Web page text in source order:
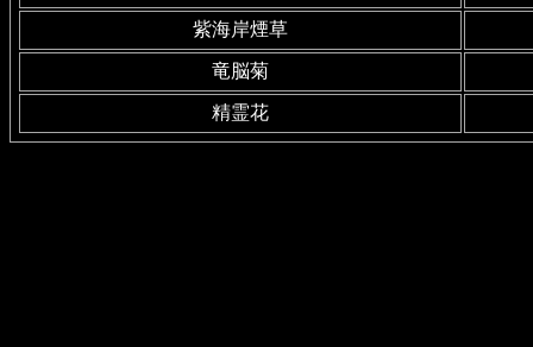
紫海岸煙草
竜脳菊
精霊花